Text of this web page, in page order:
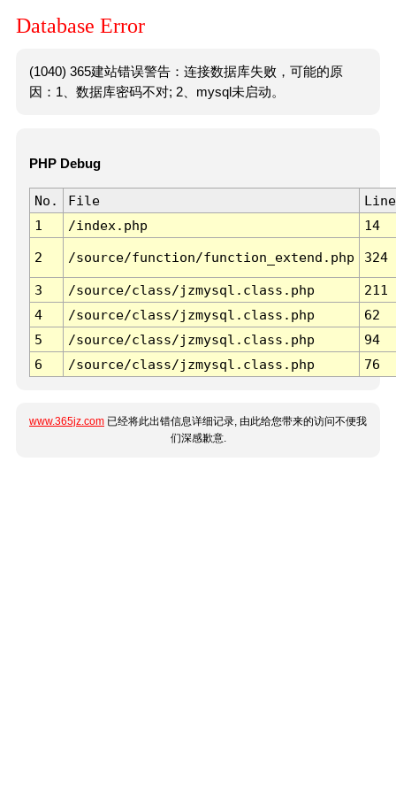
Database Error
(1040) 365建站错误警告：连接数据库失败，可能的原
因：1、数据库密码不对; 2、mysql未启动。
PHP Debug
No. File
Line
1
/index.php 14
2 /source/function/function_extend.php 324
3 /source/class/jzmysql.class.php
211
4
/source/class/jzmysql.class.php
62
5
/source/class/jzmysql.class.php
94
6
/source/class/jzmysql.class.php 76
www.365jz.com 已经将此出错信息详细记录, 由此给您带来的访问不便我
们深感歉意.